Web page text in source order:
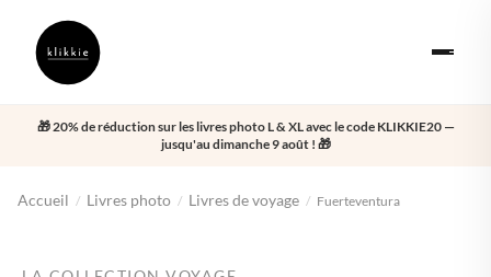
🎁 20% de réduction sur les livres photo L & XL avec le code KLIKKIE20 —
jusqu'au dimanche 9 août ! 🎁
Accueil / Livres photo / Livres de voyage / Fuerteventura